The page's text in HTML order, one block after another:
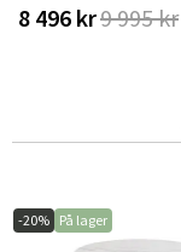
8 496 kr9 995 kr
-20% På lager